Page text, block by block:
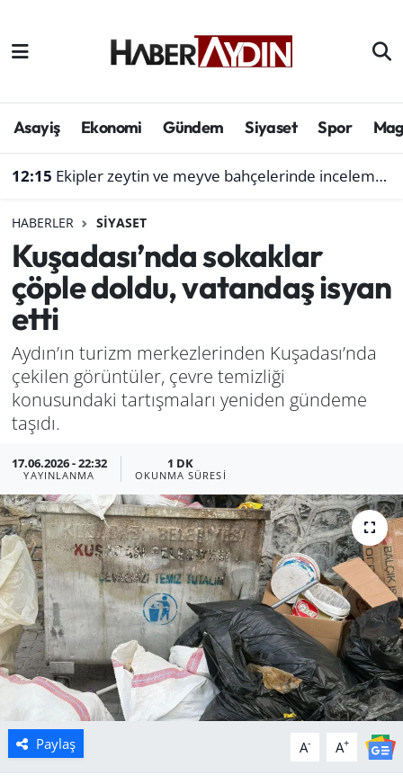
Asayiş Ekonomi Gündem Siyaset Spor
12:15 Ekipler zeytin ve meyve bahçelerinde inceleme başlattı
HABERLER SIYASET
Kuşadası’nda sokaklar
çöple doldu, vatandaş isyan
etti
Aydın’ın turizm merkezlerinden Kuşadası’nda
çekilen görüntüler, çevre temizliği
konusundaki tartışmaları yeniden gündeme
taşıdı.
17.06.2026 - 22:32
YAYINLANMA
1 DK
OKUNMA SÜRESI
Paylaş A- A+
Afyonkarahisar
Çevre
Genel
Haber
Izmir
Kütahya
Manisa
Muğla
Politika
Uşak
Aydın Hava Durumu
Süper Lig Puan Durumu ve Fikstür
Son Dakika Haberleri
Haber Arşivi